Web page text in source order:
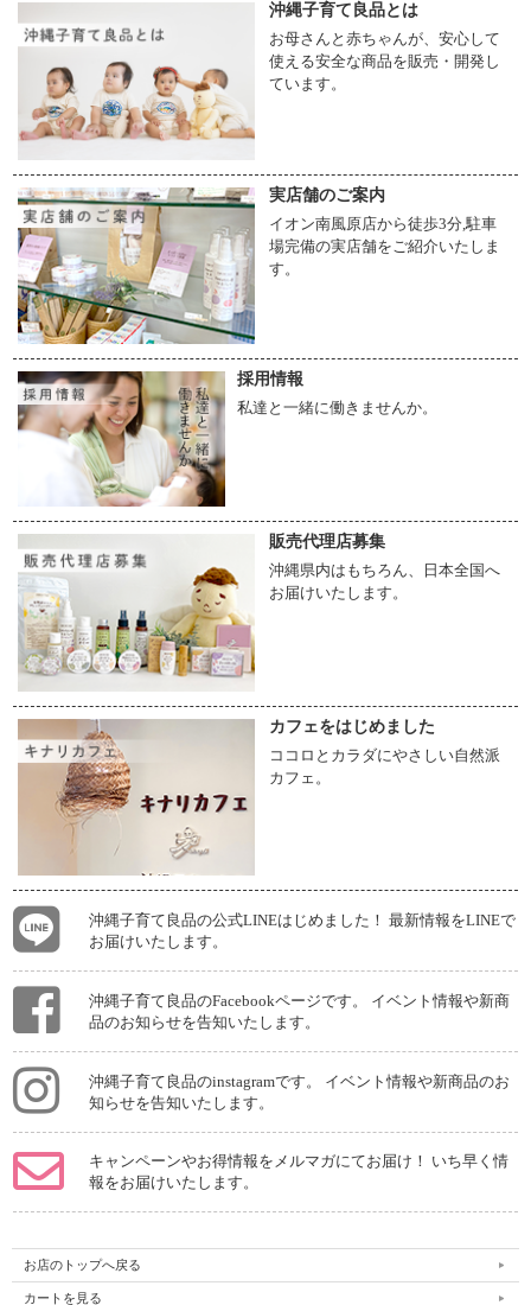
【２】空いているほうの手で、スリングのポーチ部分の生地を広げ、赤ちゃんの足
とおしりのほうからのせます。
【３】赤ちゃんは抱っこしたまま少し前かがみになり、胸のほうのポーチ部分の生
地を持ち上げてきます。
【４】次にポーチの中に一緒に入っている腕を取るために反対の手で外側から赤ち
ゃんをしっかり押さえ横抱きにします。
(注)赤ちゃんの足は、自然な体勢を保つために膝をMの字に開いた状態にして
【５】リングから垂れているテール部分を持ち、下に引きながら高さを調整しま
す。
【６】次にふちのテール部分でゆるいところをしっかりと引っ張り、ママと赤ちゃ
んを密着させます。
(注)落下防止のため、赤ちゃんの頭側の手は離さずに支えてあげてください。
◆うまく抱っこできないという方によくあるパターン◆
・リングが胸の方に下がっているとき
・テールの引張りがゆるくて、密着していないとき
・おへそよりも下の方にぶら下げて抱っこしているとき
・月齢が高くなっているとき（縦抱っこなら落ち着くことがあります）
-------------
オーガニックコットンの歯固めもこもこホルダー(ホルダーの布部分の柄はおまか
せ)
【材質】歯固め本体・・・クスノキ(沖縄県産)
※植物オイル仕上げ
布・・・オーガニックコットン100％
クリップ・・・プラスチック
【サイズ】かえる・・・縦 約9cm × 横 約6cm
さかな・・・縦 約9.5cm × 横 約5.5cm
【お手入れ方法】
・歯固め本体の汚れが気になる場合は、固く絞ったタオルなどで拭いてください。
劣化してしまう可能性があるため、水洗いはおすすめしておりません。
・本品は口に入れて使う商品のため、艶出しは食用オイルで磨き上げています。
（ニス等は使用しておりません。）
使用していく中で艶がなくなってきた場合は、オイル（オリーブオイルやアマニ
油などの食用オイル）を布等を使って塗布してください。
・木が欠けたり、破損した場合は使用しないでください。
てください。
---------------
わた・・・ポリエステル100％
鈴・・・プラスチック
【サイズ】長さ 約12cm
※ひとつひとつ手作りのため、使用する糸の色味やラトルの大きさが多
少異なります。
※実店舗でも販売しており、在庫を共有しているため、売り切れてしま
う場合がございます。予めご了承ください。
【お手入れ方法】
汚れた場合は、蛍光漂白剤の入っていない洗剤でやさしく手洗いし、風通しのよい
所で完全に乾かしてください。
沖縄子育て良品とは
お母さんと赤ちゃんが、安心して
使える安全な商品を販売・開発し
ています。
実店舗のご案内
イオン南風原店から徒歩3分,駐車
場完備の実店舗をご紹介いたしま
す。
採用情報
私達と一緒に働きませんか。
販売代理店募集
沖縄県内はもちろん、日本全国へ
お届けいたします。
カフェをはじめました
ココロとカラダにやさしい自然派
カフェ。
沖縄子育て良品の公式LINEはじめました！ 最新情報をLINEで
お届けいたします。
沖縄子育て良品のFacebookページです。 イベント情報や新商
品のお知らせを告知いたします。
沖縄子育て良品のinstagramです。 イベント情報や新商品のお
知らせを告知いたします。
キャンペーンやお得情報をメルマガにてお届け！ いち早く情
報をお届けいたします。
お店のトップへ戻る
カートを見る